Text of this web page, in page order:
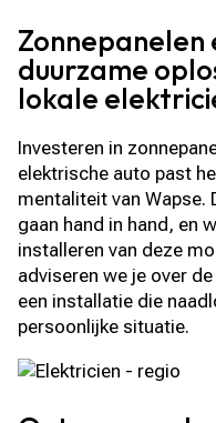
duurzame
lokale
Investeren in
elektrische auto past
mentaliteit van Wapse.
gaan hand in hand, en
installeren van deze
adviseren we je over
een installatie die
persoonlijke situatie.